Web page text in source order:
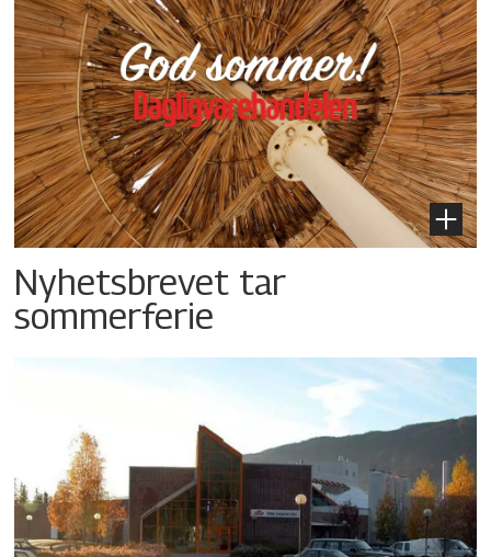
Nyhetsbrevet tar
sommerferie